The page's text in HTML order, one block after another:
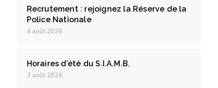
Recrutement : rejoignez la Réserve de la
Police Nationale
4 août 2026
Horaires d’été du S.I.A.M.B.
3 août 2026